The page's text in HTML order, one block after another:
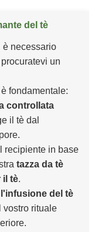
del tè
è necessario
un
fondamentale:
controllata
il tè dal
recipiente in base
tazza da tè
il tè.
del tè
vostro rituale